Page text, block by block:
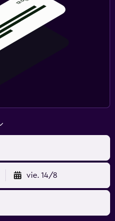
vie. 14/8